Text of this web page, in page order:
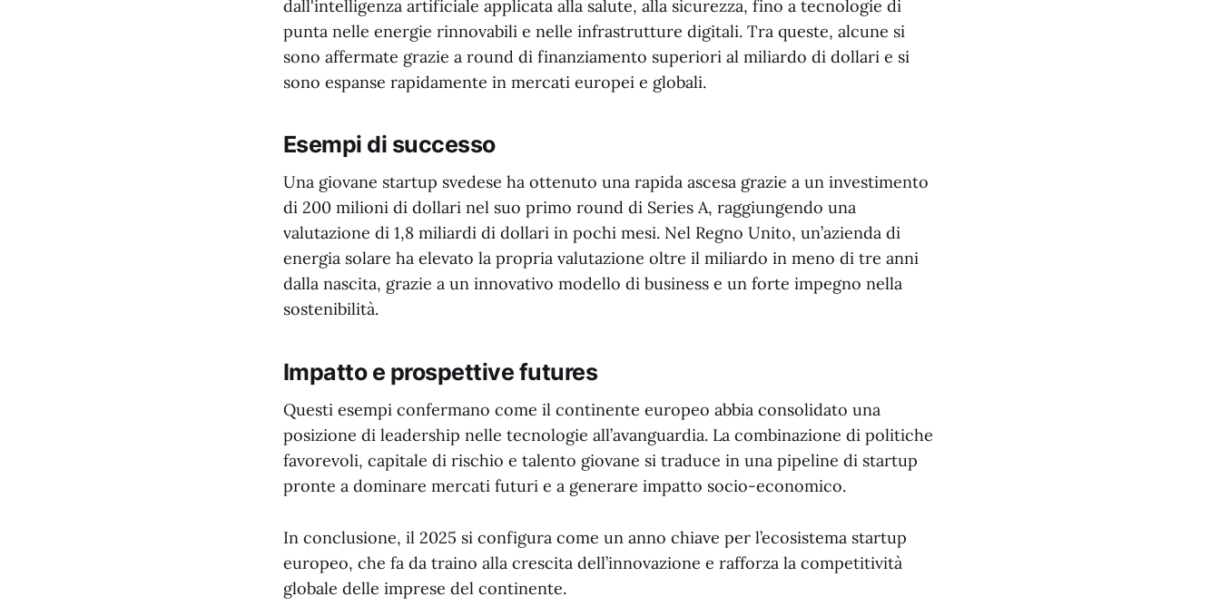
dall'intelligenza artificiale applicata alla salute, alla sicurezza, fino a tecnologie di
punta nelle energie rinnovabili e nelle infrastrutture digitali. Tra queste, alcune si
sono affermate grazie a round di finanziamento superiori al miliardo di dollari e si
sono espanse rapidamente in mercati europei e globali.
Esempi di successo
Una giovane startup svedese ha ottenuto una rapida ascesa grazie a un investimento
di 200 milioni di dollari nel suo primo round di Series A, raggiungendo una
valutazione di 1,8 miliardi di dollari in pochi mesi. Nel Regno Unito, un’azienda di
energia solare ha elevato la propria valutazione oltre il miliardo in meno di tre anni
dalla nascita, grazie a un innovativo modello di business e un forte impegno nella
sostenibilità.
Impatto e prospettive futures
Questi esempi confermano come il continente europeo abbia consolidato una
posizione di leadership nelle tecnologie all’avanguardia. La combinazione di politiche
favorevoli, capitale di rischio e talento giovane si traduce in una pipeline di startup
pronte a dominare mercati futuri e a generare impatto socio-economico.
In conclusione, il 2025 si configura come un anno chiave per l’ecosistema startup
europeo, che fa da traino alla crescita dell’innovazione e rafforza la competitività
globale delle imprese del continente.